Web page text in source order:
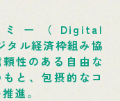
ー（Digital
ル経済枠組み協
性のある自由な
と、包摂的なコ
進。